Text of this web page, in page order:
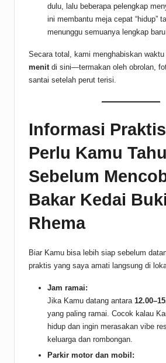
dulu, lalu beberapa pelengkap
ini membantu meja cepat “hidup”
menunggu semuanya lengkap
Secara total, kami menghabiskan
menit di sini—termakan oleh obrolan,
santai setelah perut terisi.
Informasi
Perlu Kamu Tahu
Sebelum
Bakar Kedai
Rhema
Biar Kamu bisa lebih siap sebelum
praktis yang saya amati langsung di
Jam ramai:
Jika Kamu datang antara
yang paling ramai. Cocok kalau
hidup dan ingin merasakan vibe
keluarga dan rombongan.
Parkir motor dan mobil: